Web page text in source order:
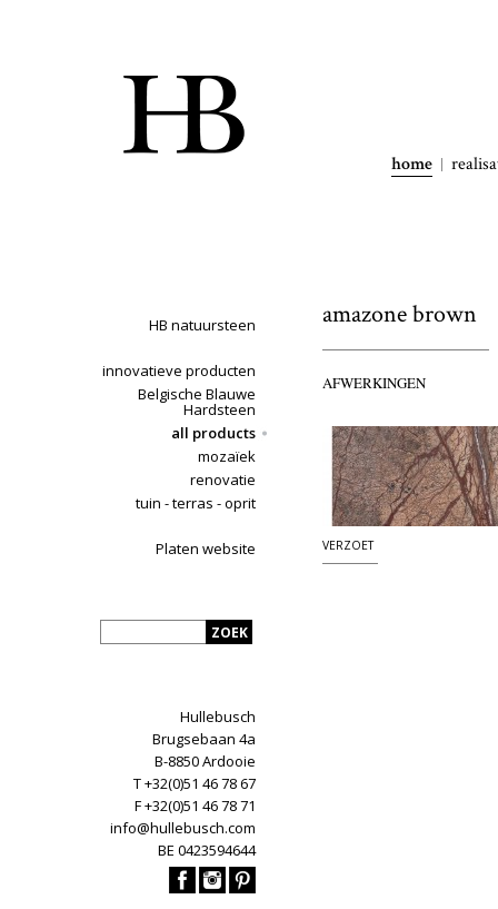
home
HB natuursteen
innovatieve producten
Belgische Blauwe
Hardsteen
all products
mozaïek
renovatie
tuin - terras - oprit
Platen website
Hullebusch
Brugsebaan 4a
B-8850 Ardooie
T +32(0)51 46 78 67
F +32(0)51 46 78 71
info@hullebusch.com
BE 0423594644
amazone brown
AFWERKINGEN
VERZOET